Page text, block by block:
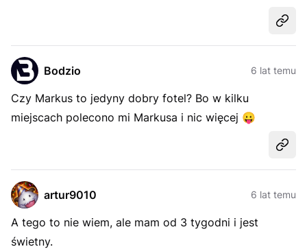
Bodzio 6 lat temu
Czy Markus to jedyny dobry fotel? Bo w kilku
miejscach polecono mi Markusa i nic więcej 😛
artur9010 6 lat temu
A tego to nie wiem, ale mam od 3 tygodni i jest
świetny.